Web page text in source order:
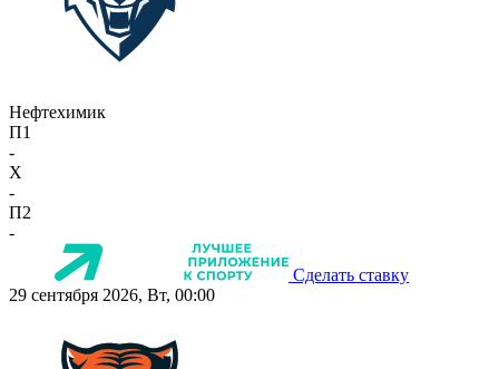
Нефтехимик
П1
-
X
-
П2
-
Сделать ставку
29 сентября 2026, Вт, 00:00